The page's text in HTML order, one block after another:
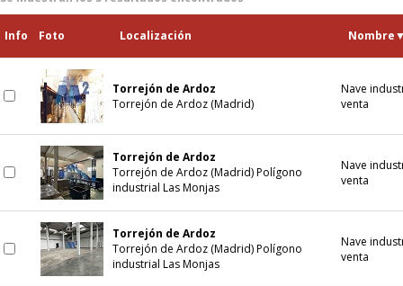
Info Foto Localización Nombre
Torrejón de Ardoz
Torrejón de Ardoz (Madrid)
Nave
venta
Torrejón de Ardoz
Torrejón de Ardoz (Madrid) Polígono
industrial Las Monjas
Nave
venta
Torrejón de Ardoz
Torrejón de Ardoz (Madrid) Polígono
industrial Las Monjas
Nave
venta